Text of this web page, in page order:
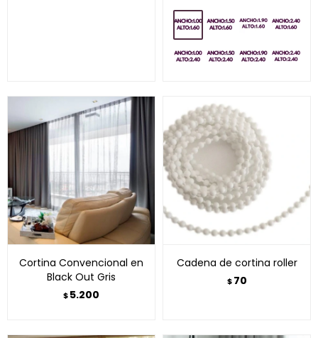
Cortina Convencional en
Black Out Gris
$5.200
Cadena de cortina roller
$ 70